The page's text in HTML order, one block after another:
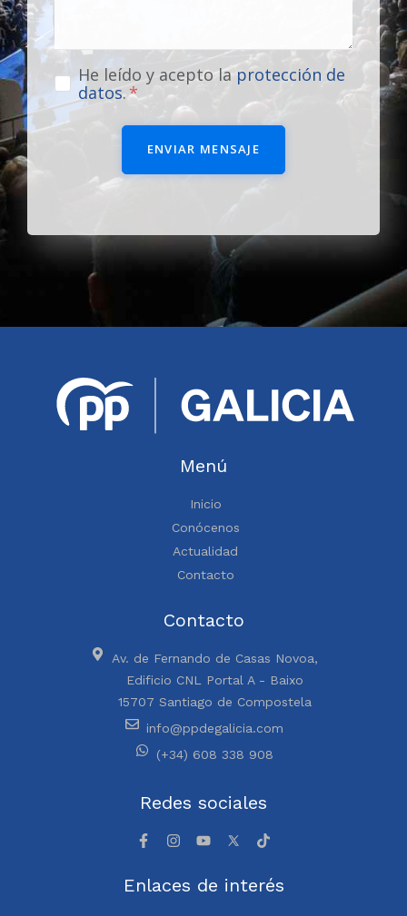
He leído y acepto la protección de
datos.
ENVIAR MENSAJE
Menú
Inicio
Conócenos
Actualidad
Contacto
Contacto
Av. de Fernando de Casas Novoa,
Edificio CNL Portal A - Baixo
15707 Santiago de Compostela
info@ppdegalicia.com
(+34) 608 338 908
Redes sociales
Enlaces de interés